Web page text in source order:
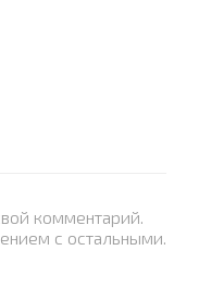
комментарий.
с остальными.